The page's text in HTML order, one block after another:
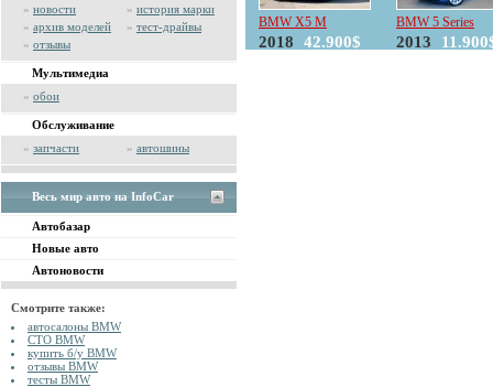
» новости » история марки
» архив моделей » тест-драйвы
» отзывы
Мультимедиа
» обои
Обслуживание
» запчасти » автошины
Весь мир авто на InfoCar
Автобазар
Новые авто
Автоновости
Смотрите также:
автосалоны BMW
СТО BMW
купить б/у BMW
отзывы BMW
тесты BMW
BMW X5 M
2018 42.900$
BMW 5 Series
2013